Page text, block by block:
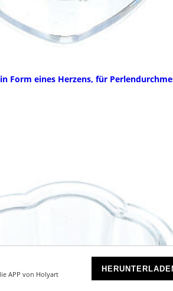
APP von Holyart
Form eines Herzens, für